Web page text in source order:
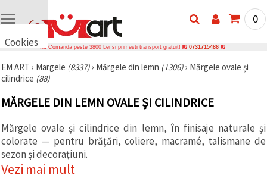
Cookies
vrem să vă
oferim
cookie -uri.
Cu toate
sunt diferite
de cele pe
care le
cunoașteți,
suntem
siguri că
0
Comanda peste 3800 Lei si primesti transport gratuit! 0731715486
EM ART › Margele (8337)› Mărgele din lemn (1306)› Mărgele ovale și
cilindrice (88)
MĂRGELE DIN LEMN OVALE ȘI CILINDRICE
Mărgele ovale și cilindrice din lemn, în finisaje naturale și
colorate — pentru brățări, coliere, macramé, talismane de
sezon și decorațiuni.
Vezi mai mult